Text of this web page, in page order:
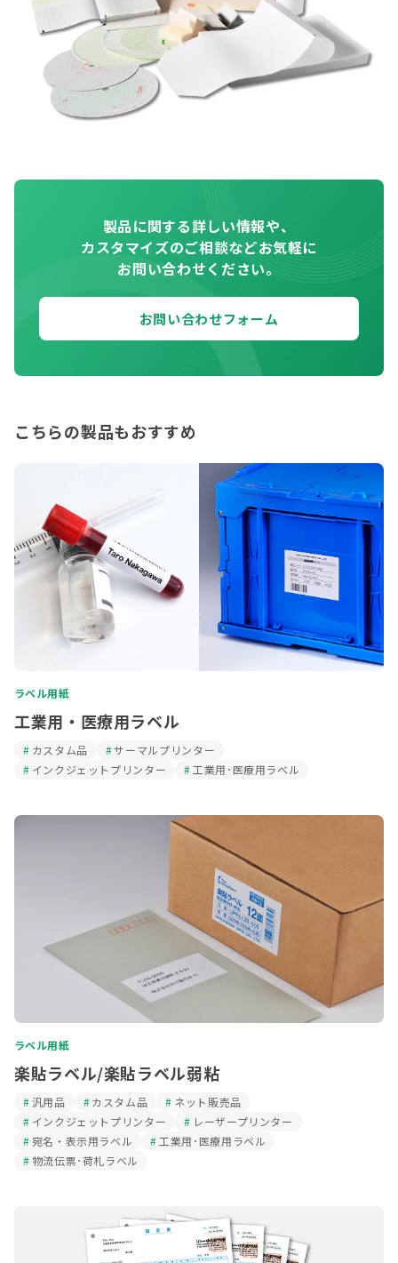
製品に関する詳しい情報や、
カスタマイズのご相談などお気軽に
お問い合わせください。
お問い合わせフォーム
こちらの製品もおすすめ
ラベル用紙
工業用・医療用ラベル
カスタム品
サーマルプリンター
インクジェットプリンター
工業用･医療用ラベル
ラベル用紙
楽貼ラベル/楽貼ラベル弱粘
汎用品 カスタム品
ネット販売品
インクジェットプリンター
レーザープリンター
宛名・表示用ラベル
工業用･医療用ラベル
物流伝票･荷札ラベル